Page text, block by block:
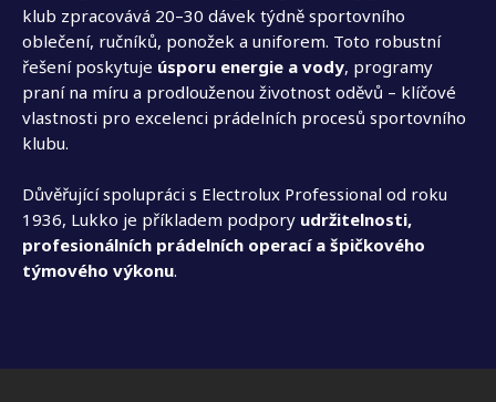
klub zpracovává 20–30 dávek týdně sportovního
oblečení, ručníků, ponožek a uniforem. Toto robustní
řešení poskytuje úsporu energie a vody, programy
praní na míru a prodlouženou životnost oděvů – klíčové
vlastnosti pro excelenci prádelních procesů sportovního
klubu.
Důvěřující spolupráci s Electrolux Professional od roku
1936, Lukko je příkladem podpory udržitelnosti,
profesionálních prádelních operací a špičkového
týmového výkonu.